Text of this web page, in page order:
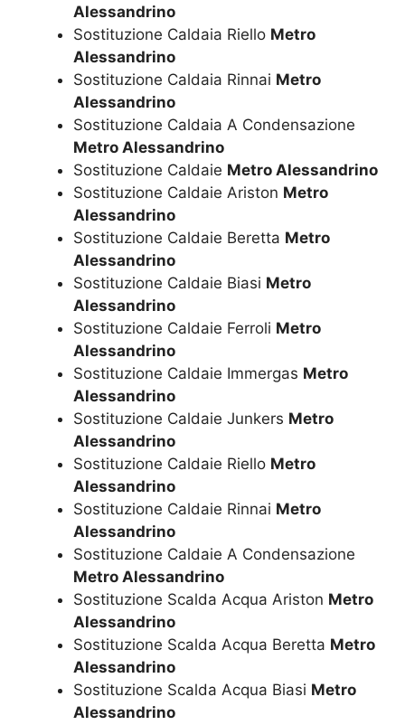
Alessandrino
Sostituzione Caldaia Riello Metro
Alessandrino
Sostituzione Caldaia Rinnai Metro
Alessandrino
Sostituzione Caldaia A Condensazione
Metro Alessandrino
Sostituzione Caldaie Metro Alessandrino
Sostituzione Caldaie Ariston Metro
Alessandrino
Sostituzione Caldaie Beretta Metro
Alessandrino
Sostituzione Caldaie Biasi Metro
Alessandrino
Sostituzione Caldaie Ferroli Metro
Alessandrino
Sostituzione Caldaie Immergas Metro
Alessandrino
Sostituzione Caldaie Junkers Metro
Alessandrino
Sostituzione Caldaie Riello Metro
Alessandrino
Sostituzione Caldaie Rinnai Metro
Alessandrino
Sostituzione Caldaie A Condensazione
Metro Alessandrino
Sostituzione Scalda Acqua Ariston Metro
Alessandrino
Sostituzione Scalda Acqua Beretta Metro
Alessandrino
Sostituzione Scalda Acqua Biasi Metro
Alessandrino